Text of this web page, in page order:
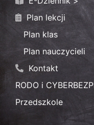
Plan lekcji
Plan klas
Plan nauczycieli
Kontakt
RODO i
Przedszkole